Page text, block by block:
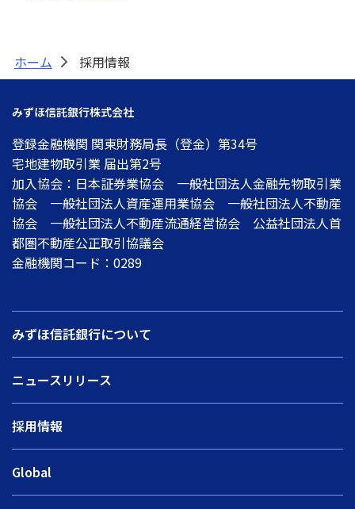
ホーム > 採用情報
みずほ信託銀行株式会社
登録金融機関 関東財務局長（登金）第34号
宅地建物取引業 届出第2号
加入協会：日本証券業協会 一般社団法人金融先物取引業
協会 一般社団法人資産運用業協会 一般社団法人不動産
協会 一般社団法人不動産流通経営協会 公益社団法人首
都圏不動産公正取引協議会
金融機関コード：0289
みずほ信託銀行について
ニュースリリース
採用情報
Global